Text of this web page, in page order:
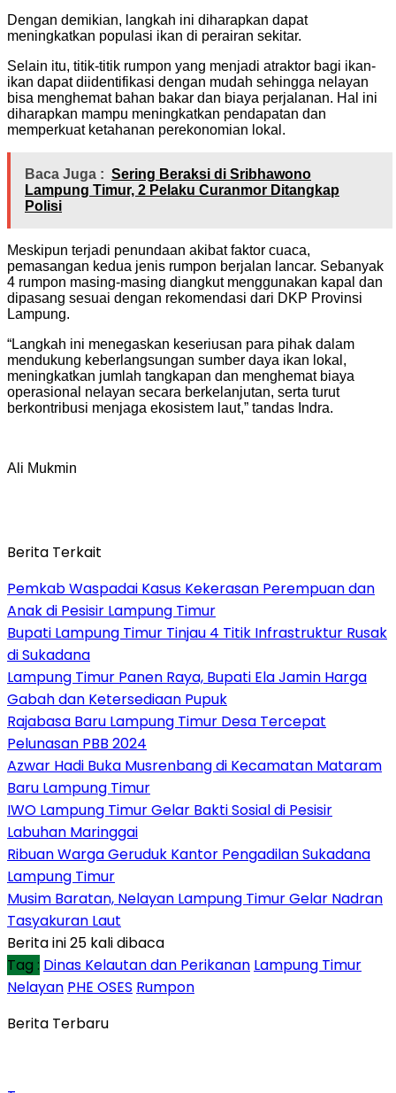
Dengan demikian, langkah ini diharapkan dapat
meningkatkan populasi ikan di perairan sekitar.
Selain itu, titik-titik rumpon yang menjadi atraktor bagi ikan-
ikan dapat diidentifikasi dengan mudah sehingga nelayan
bisa menghemat bahan bakar dan biaya perjalanan. Hal ini
diharapkan mampu meningkatkan pendapatan dan
memperkuat ketahanan perekonomian lokal.
Baca Juga : Sering Beraksi di Sribhawono
Lampung Timur, 2 Pelaku Curanmor Ditangkap
Polisi
Meskipun terjadi penundaan akibat faktor cuaca,
pemasangan kedua jenis rumpon berjalan lancar. Sebanyak
4 rumpon masing-masing diangkut menggunakan kapal dan
dipasang sesuai dengan rekomendasi dari DKP Provinsi
Lampung.
“Langkah ini menegaskan keseriusan para pihak dalam
mendukung keberlangsungan sumber daya ikan lokal,
meningkatkan jumlah tangkapan dan menghemat biaya
operasional nelayan secara berkelanjutan, serta turut
berkontribusi menjaga ekosistem laut,” tandas Indra.
Ali Mukmin
Berita Terkait
Pemkab Waspadai Kasus Kekerasan Perempuan dan
Anak di Pesisir Lampung Timur
Bupati Lampung Timur Tinjau 4 Titik Infrastruktur Rusak
di Sukadana
Lampung Timur Panen Raya, Bupati Ela Jamin Harga
Gabah dan Ketersediaan Pupuk
Rajabasa Baru Lampung Timur Desa Tercepat
Pelunasan PBB 2024
Azwar Hadi Buka Musrenbang di Kecamatan Mataram
Baru Lampung Timur
IWO Lampung Timur Gelar Bakti Sosial di Pesisir
Labuhan Maringgai
Ribuan Warga Geruduk Kantor Pengadilan Sukadana
Lampung Timur
Musim Baratan, Nelayan Lampung Timur Gelar Nadran
Tasyakuran Laut
Berita ini 25 kali dibaca
Tag : Dinas Kelautan dan Perikanan Lampung Timur
Nelayan PHE OSES Rumpon
Berita Terbaru